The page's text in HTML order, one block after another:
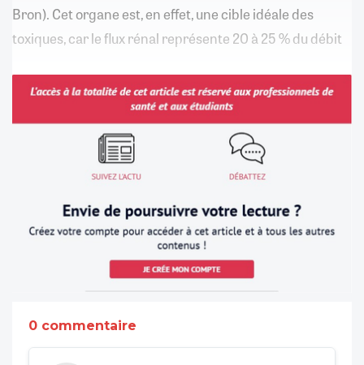
Bron). Cet organe est, en effet, une cible idéale des
toxiques, car le flux rénal représente 20 à 25 % du débit
0 commentaire